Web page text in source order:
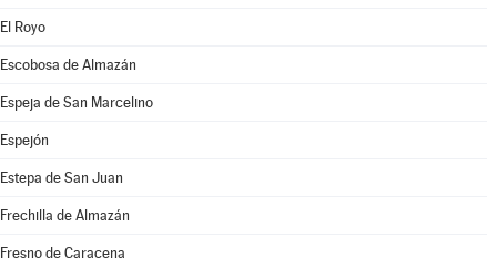
El Royo
Escobosa de Almazán
Espeja de San Marcelino
Espejón
Estepa de San Juan
Frechilla de Almazán
Fresno de Caracena